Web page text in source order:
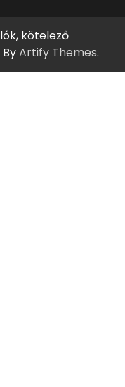
kötelező
Artify Themes.